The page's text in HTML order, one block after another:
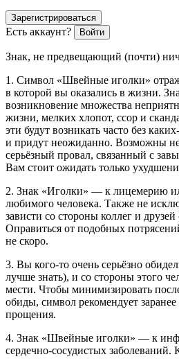
Зарегистрироваться
Есть аккаунт? Войти
Знак, не предвещающий (почти)
1. Символ «Швейные иголки»
в которой вы оказались в жизни.
возникновение множества
жизни, мелких хлопот, ссор и
эти будут возникать часто без
и придут неожиданно. Возможны
серьёзный провал, связанный с
Вам стоит ожидать только
2. Знак «Иголки» — к лицемерию
любимого человека. Также не
зависти со стороны коллег и
Оправиться от подобных
не скоро.
3. Вы кого-то очень серьёзно
лучше знать), и со стороны этого
мести. Чтобы минимизировать
обиды, символ рекомендует
прощения.
4. Знак «Швейные иголки» — к
сердечно-сосудистых